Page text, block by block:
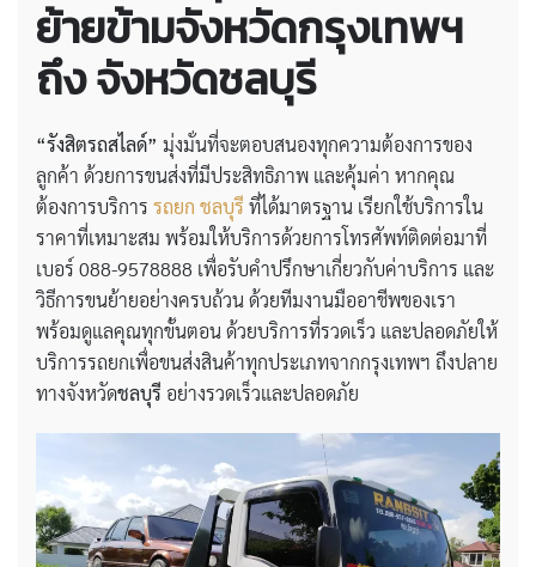
ย้ายข้ามจังหวัดกรุงเทพฯ
ถึง จังหวัดชลบุรี
“รังสิตรถสไลด์” มุ่งมั่นที่จะตอบสนองทุกความต้องการของ
ลูกค้า ด้วยการขนส่งที่มีประสิทธิภาพ และคุ้มค่า หากคุณ
ต้องการบริการ รถยก ชลบุรี ที่ได้มาตรฐาน เรียกใช้บริการใน
ราคาที่เหมาะสม พร้อมให้บริการด้วยการโทรศัพท์ติดต่อมาที่
เบอร์ 088-9578888 เพื่อรับคำปรึกษาเกี่ยวกับค่าบริการ และ
วิธีการขนย้ายอย่างครบถ้วน ด้วยทีมงานมืออาชีพของเรา
พร้อมดูแลคุณทุกขั้นตอน ด้วยบริการที่รวดเร็ว และปลอดภัยให้
บริการรถยกเพื่อขนส่งสินค้าทุกประเภทจากกรุงเทพฯ ถึงปลาย
ทางจังหวัดชลบุรี อย่างรวดเร็วและปลอดภัย